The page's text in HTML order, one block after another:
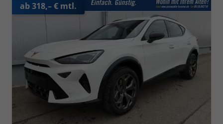
ab 318,– € mtl.